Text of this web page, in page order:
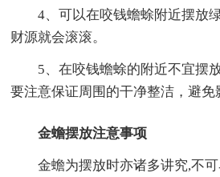
4、可以在咬钱蟾蜍附近摆放
财源就会滚滚。
5、在咬钱蟾蜍的附近不宜摆
要注意保证周围的干净整洁，避免
金蟾摆放注意事项
金蟾为摆放时亦诸多讲究,不